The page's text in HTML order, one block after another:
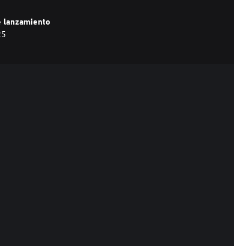
lanzamiento